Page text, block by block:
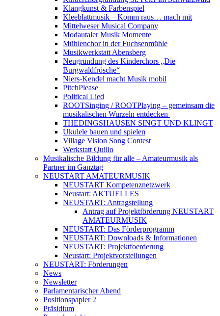
Klangkunst & Farbenspiel
Kleeblattmusik – Komm raus… mach mit
Mittelweser Musical Company
Modautaler Musik Momente
Mühlenchor in der Fuchsenmühle
Musikwerkstatt Abensberg
Neugründung des Kinderchors „Die
Burgwaldfrösche“
Niers-Kendel macht Musik mobil
PitchPlease
Political Lied
ROOTSinging / ROOTPlaying – gemeinsam die
musikalischen Wurzeln entdecken
THEDINGSHAUSEN SINGT UND KLINGT
Ukulele bauen und spielen
Village Vision Song Contest
Werkstatt Quillo
Musikalische Bildung für alle – Amateurmusik als
Partner im Ganztag
NEUSTART AMATEURMUSIK
NEUSTART Kompetenznetzwerk
Neustart: AKTUELLES
NEUSTART: Antragstellung
Antrag auf Projektförderung NEUSTART
AMATEURMUSIK
NEUSTART: Das Förderprogramm
NEUSTART: Downloads & Informationen
NEUSTART: Projektfoerderung
Neustart: Projektvorstellungen
NEUSTART: Förderungen
News
Newsletter
Parlamentarischer Abend
Positionspapier 2
Präsidium